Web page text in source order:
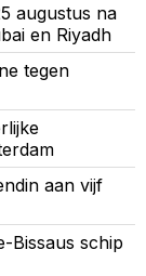
augustus na
en Riyadh
tegen
aan vijf
Bissaus schip